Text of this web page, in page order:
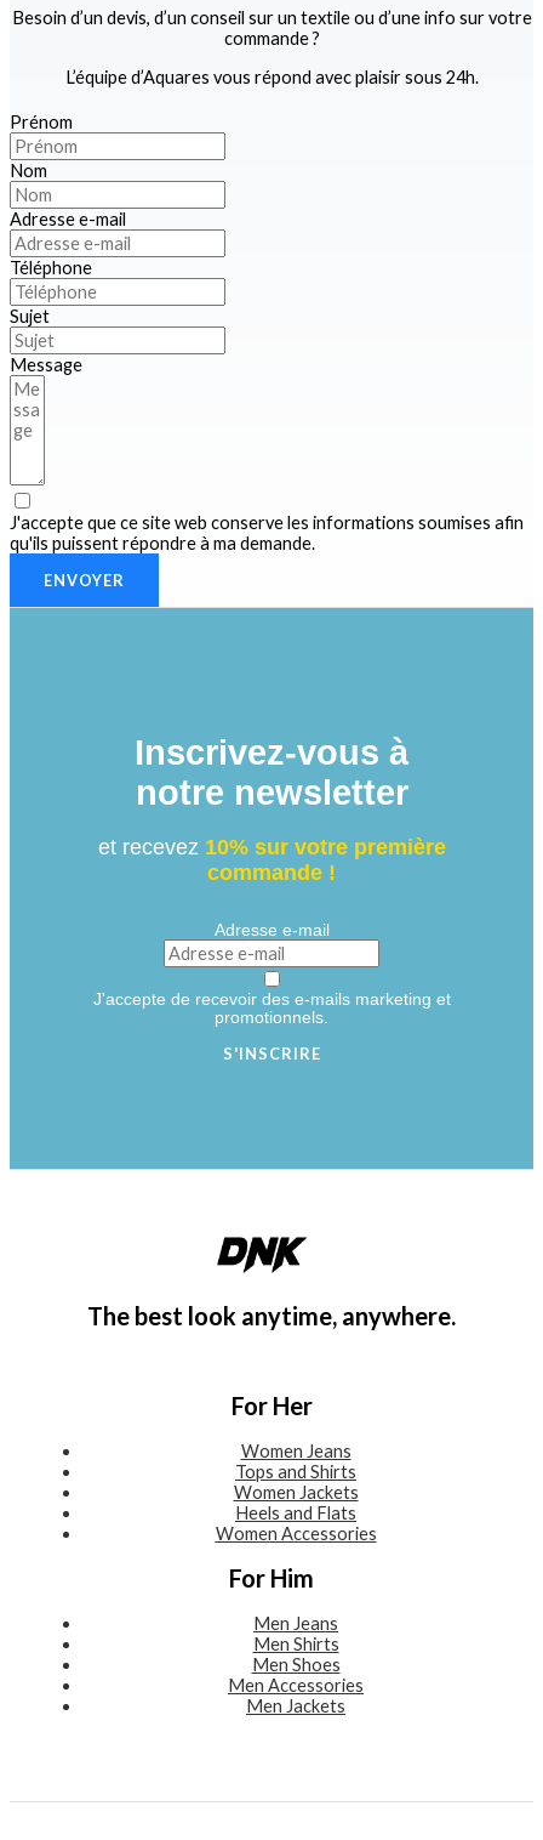
Besoin d’un devis, d’un conseil sur un textile ou d’une info sur votre
commande ?
L’équipe d’Aquares vous répond avec plaisir sous 24h.
Prénom
Nom
Adresse e-mail
Téléphone
Sujet
Message
J'accepte que ce site web conserve les informations soumises afin
qu'ils puissent répondre à ma demande.
ENVOYER
Inscrivez-vous à
notre newsletter
et recevez 10% sur votre première
commande !
Adresse e-mail
J'accepte de recevoir des e-mails marketing et
promotionnels.
S'INSCRIRE
The best look anytime, anywhere.
For Her
Women Jeans
Tops and Shirts
Women Jackets
Heels and Flats
Women Accessories
For Him
Men Jeans
Men Shirts
Men Shoes
Men Accessories
Men Jackets